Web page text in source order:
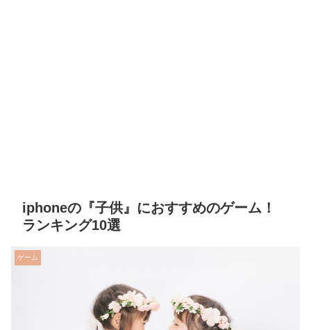
iphoneの『子供』におすすめのゲーム！
ランキング10選
ゲーム